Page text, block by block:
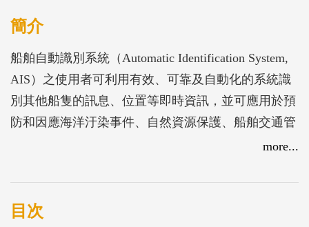
簡介
船舶自動識別系統（Automatic Identification System,
AIS）之使用者可利用有效、可靠及自動化的系統識
別其他船隻的訊息、位置等即時資訊，並可應用於預
防和因應海洋汙染事件、自然資源保護、船舶交通管
理、海事安全和執法等。本書對AIS 訊息的船載顯示
AIS 與其規範；第一章說明船舶上AIS 開發初期階段
使用的科技、航空等其他領域的系統及研究船舶運作
more...
目次